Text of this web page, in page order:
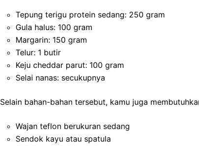
Tepung terigu protein sedang: 250 gram
Gula halus: 100 gram
Margarin: 150 gram
Telur: 1 butir
Keju cheddar parut: 100 gram
Selai nanas: secukupnya
Selain bahan-bahan tersebut, kamu juga
Wajan teflon berukuran sedang
Sendok kayu atau spatula